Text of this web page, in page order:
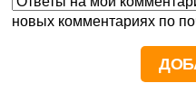
новых комментариях по